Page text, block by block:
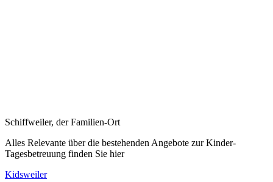
Schiffweiler, der Familien-Ort
Alles Relevante über die bestehenden Angebote zur Kinder-
Tagesbetreuung finden Sie hier
Kidsweiler